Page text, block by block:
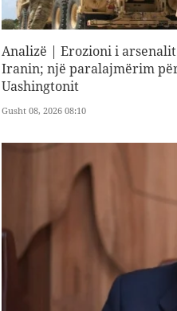
Analizë | Erozioni i
Iranin; një paralajmërim
Uashingtonit
Gusht 08, 2026 08:10